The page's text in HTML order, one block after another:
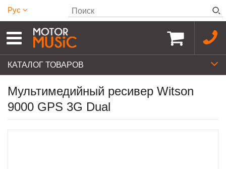
Рус
КАТАЛОГ ТОВАРОВ
Мультимедийный ресивер Witson
9000 GPS 3G Dual